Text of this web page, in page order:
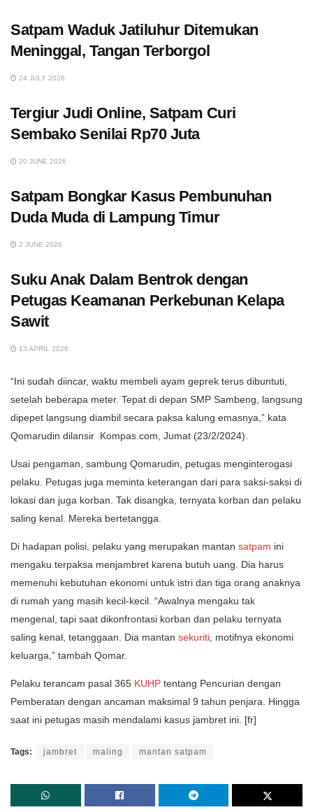
Satpam Waduk Jatiluhur Ditemukan
Meninggal, Tangan Terborgol
24 JULY 2026
Tergiur Judi Online, Satpam Curi
Sembako Senilai Rp70 Juta
20 JUNE 2026
Satpam Bongkar Kasus Pembunuhan
Duda Muda di Lampung Timur
2 JUNE 2026
Suku Anak Dalam Bentrok dengan
Petugas Keamanan Perkebunan Kelapa
Sawit
13 APRIL 2026
“Ini sudah diincar, waktu membeli ayam geprek terus dibuntuti,
setelah beberapa meter. Tepat di depan SMP Sambeng, langsung
dipepet langsung diambil secara paksa kalung emasnya,” kata
Qomarudin dilansir Kompas.com, Jumat (23/2/2024).
Usai pengaman, sambung Qomarudin, petugas menginterogasi
pelaku. Petugas juga meminta keterangan dari para saksi-saksi di
lokasi dan juga korban. Tak disangka, ternyata korban dan pelaku
saling kenal. Mereka bertetangga.
Di hadapan polisi, pelaku yang merupakan mantan satpam ini
mengaku terpaksa menjambret karena butuh uang. Dia harus
memenuhi kebutuhan ekonomi untuk istri dan tiga orang anaknya
di rumah yang masih kecil-kecil. “Awalnya mengaku tak
mengenal, tapi saat dikonfrontasi korban dan pelaku ternyata
saling kenal, tetanggaan. Dia mantan sekuriti, motifnya ekonomi
keluarga,” tambah Qomar.
Pelaku terancam pasal 365 KUHP tentang Pencurian dengan
Pemberatan dengan ancaman maksimal 9 tahun penjara. Hingga
saat ini petugas masih mendalami kasus jambret ini. [fr]
Tags: jambret maling mantan satpam